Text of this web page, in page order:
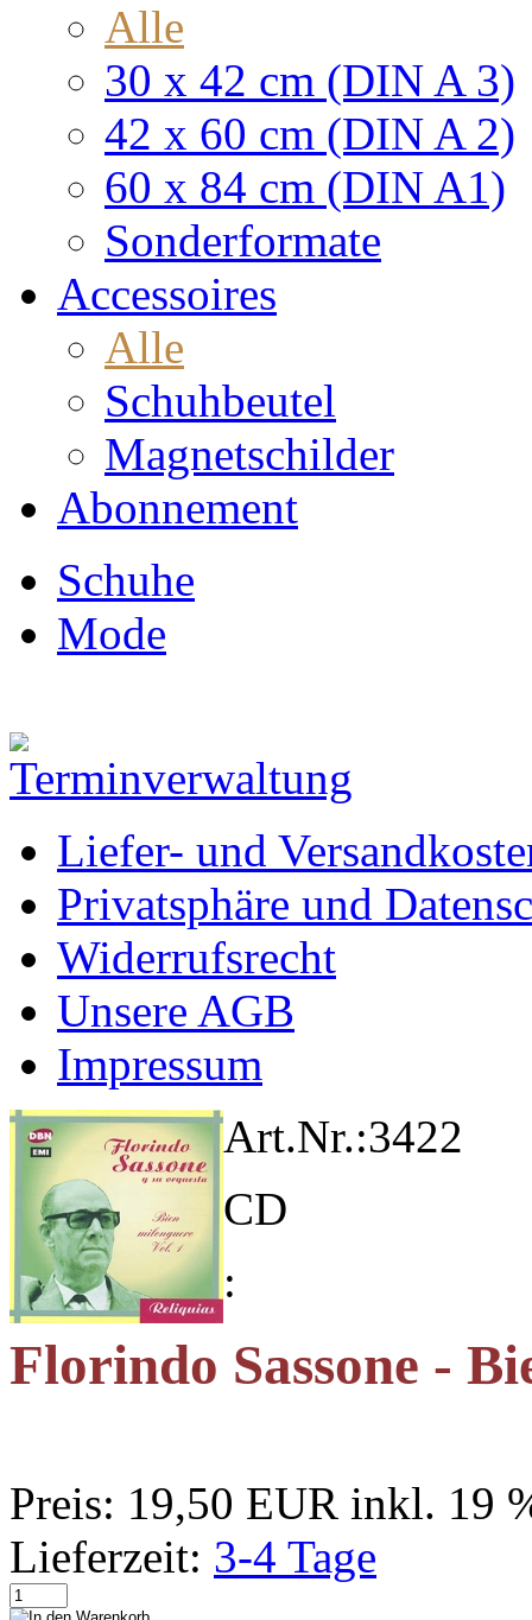
Alle
30 x 42 cm (DIN A 3)
42 x 60 cm (DIN A 2)
60 x 84 cm (DIN A1)
Sonderformate
Accessoires
Alle
Schuhbeutel
Magnetschilder
Abonnement
Schuhe
Mode
Liefer- und
Privatsphäre und
Widerrufsrecht
Unsere AGB
Impressum
Art.Nr.:3422
CD
:
Florindo Sassone -
Preis: 19,50 EUR inkl. 19
Lieferzeit: 3-4 Tage